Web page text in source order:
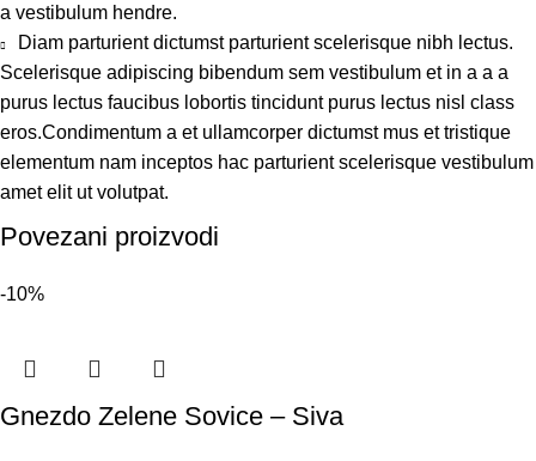
a vestibulum hendre.
Diam parturient dictumst parturient scelerisque nibh lectus.
Scelerisque adipiscing bibendum sem vestibulum et in a a a
purus lectus faucibus lobortis tincidunt purus lectus nisl class
eros.Condimentum a et ullamcorper dictumst mus et tristique
elementum nam inceptos hac parturient scelerisque vestibulum
amet elit ut volutpat.
Povezani proizvodi
-10%
Gnezdo Zelene Sovice – Siva